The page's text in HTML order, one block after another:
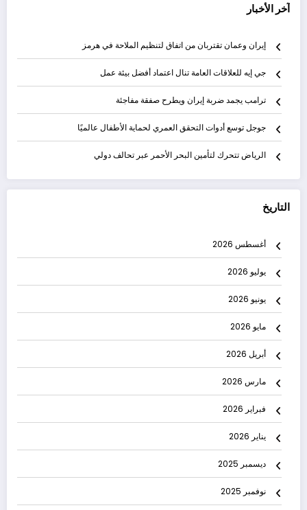
آخر الأخبار
إيران وعمان تقتربان من اتفاق لتنظيم الملاحة في هرمز
جي إيه للعلاقات العامة تنال اعتماد أفضل بيئة عمل
ترامب يجمد ضربة إيران ويطرح صفقة مفاجئة
جوجل توسع أدوات التحقق العمري لحماية الأطفال عالميًا
الرياض تتحرك لتأمين البحر الأحمر عبر تحالف دولي
التاريخ
أغسطس 2026
يوليو 2026
يونيو 2026
مايو 2026
أبريل 2026
مارس 2026
فبراير 2026
يناير 2026
ديسمبر 2025
نوفمبر 2025